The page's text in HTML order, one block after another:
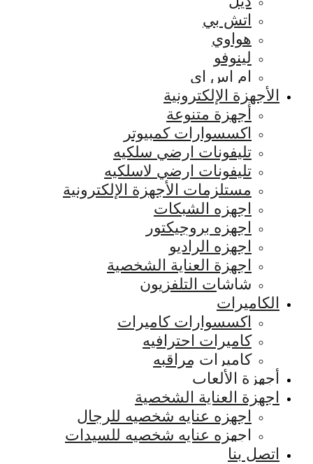
اتش بي
هواوي
لينوفو
ام اس اي
الأجهزة الإلكترونية
أجهزة متنوعة
اكسسوارات كمبيوتر
تليفونات ارضي سلكيه
تليفونات ارضي لاسلكيه
مستلزمات الأجهزة الإلكترونية
اجهزه الشبكات
اجهزه بروجيكتور
اجهزه الراديو
اجهزة العناية الشخصية
شاشات التلفزيون
الكاميرات
اكسسوارات كاميرات
كاميرات احترافيه
كاميرات مراقبه
أجهزة الألعاب
اجهزة العناية الشخصية
اجهزه عنايه شخصيه للرجال
اجهزه عنايه شخصيه للسيدات
اتصل بنا